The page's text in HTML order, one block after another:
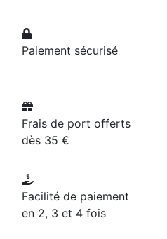
Paiement sécurisé
Frais de port offerts
dès 35 €
Facilité de paiement
en 2, 3 et 4 fois